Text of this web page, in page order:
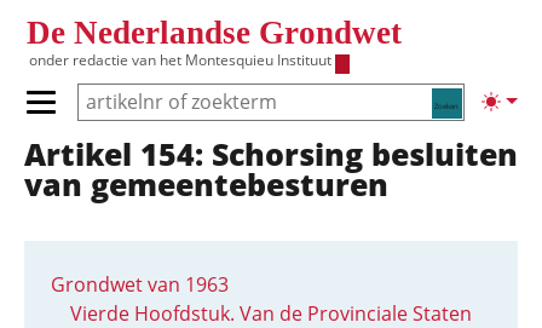
De Nederlandse Grondwet
onder redactie van het Montesquieu Instituut
Zoeken
Primair menu tonen/verbergen
Hoofdnavigatie
Artikel 154: Schorsing besluiten
van gemeentebesturen
Grondwet van 1963
Vierde Hoofdstuk. Van de Provinciale Staten